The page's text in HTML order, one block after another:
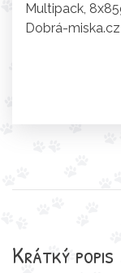
Krátký popis